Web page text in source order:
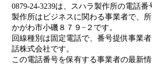
0879-24-3239は、 スハラ製作所の電話番
製作所は ビジネスに関わる事業者で、
かがわ市小磯８７９−２ です。
回線種別は固定電話で、番号提供事業
話株式会社です。
この電話番号を保有する事業者の最新